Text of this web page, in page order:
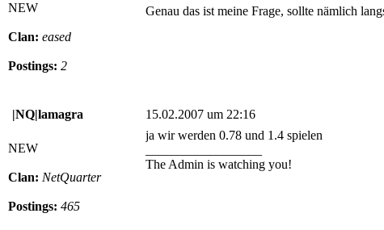
NEW
Clan: eased
Postings: 2
Genau das ist meine Frage, sollte nämlich
|NQ|lamagra 15.02.2007 um 22:16
NEW
Clan: NetQuarter
Postings: 465
ja wir werden 0.78 und 1.4 spielen
The Admin is watching you!